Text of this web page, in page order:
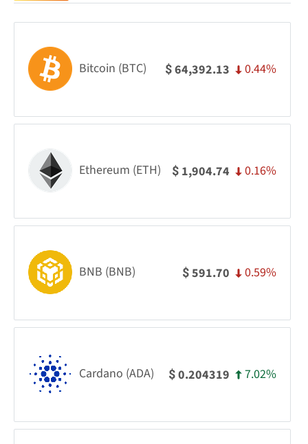
Bitcoin (BTC) $64,392.13 0.44%
Ethereum (ETH) $ 1,904.74 0.16%
BNB (BNB) $591.70 0.59%
Cardano (ADA) $0.204319 7.02%